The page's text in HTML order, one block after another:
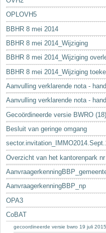
OPLOVH5
BBHR 8 mei 2014
BBHR 8 mei 2014_Wijziging
BBHR 8 mei 2014_Wijziging
BBHR 8 mei 2014_Wijziging
Aanvulling verklarende nota -
Aanvulling verklarende nota -
Gecoördineerde versie BWRO
Besluit van geringe omgang
Overzicht van het kantorenpark
AanvraagerkenningBBP_np
OPA3
CoBAT
gecoordineerde versie bwro 19 juli 2015